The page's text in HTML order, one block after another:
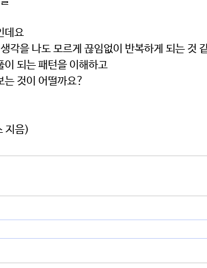
데요
각을 나도 모르게 끊임없이 반복하게 되는 것
이 되는 패턴을 이해하고
는 것이 어떨까요?
지음)